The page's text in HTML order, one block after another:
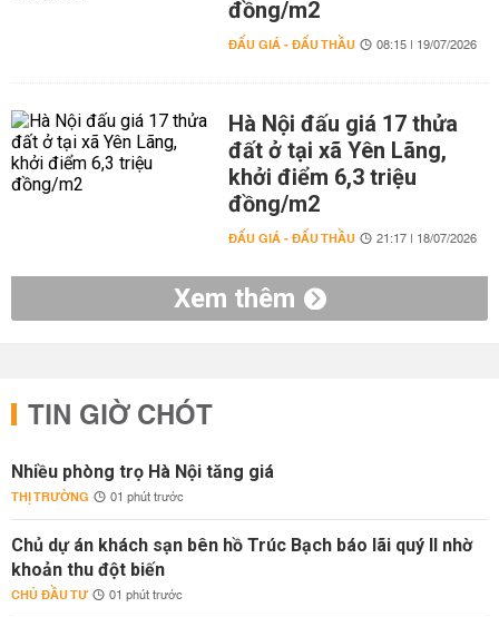
đồng/m2
ĐẤU GIÁ - ĐẤU THẦU 08:15 | 19/07/2026
Hà Nội đấu giá 17 thửa
đất ở tại xã Yên Lãng,
khởi điểm 6,3 triệu
đồng/m2
ĐẤU GIÁ - ĐẤU THẦU 21:17 | 18/07/2026
Xem thêm
TIN GIỜ CHÓT
Nhiều phòng trọ Hà Nội tăng giá
THỊ TRƯỜNG 01 phút trước
Chủ dự án khách sạn bên hồ Trúc Bạch báo lãi quý II nhờ
khoản thu đột biến
CHỦ ĐẦU TƯ 01 phút trước